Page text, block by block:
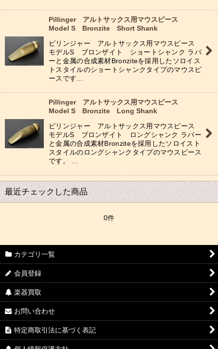
Pillinger アルトサックス用マウスピース
Model S Bronzite Short Shank
ピリンジャー アルトサックス用マウスピース
モデルS ブロンザイト ショートシャンク ラバ
ーと金属の合成素材Bronziteを採用したソロイス
トスタイルのショートシャンクタイプのマウスピ
ースです…
Pillinger アルトサックス用マウスピース
Model S Bronzite Long Shank
ピリンジャー アルトサックス用マウスピース
モデルS ブロンザイト ロングシャンク ラバー
と金属の合成素材Bronziteを採用したソロイスト
スタイルのロングシャンクタイプのマウスピース
です。 …
最近チェックした商品
0件
カテゴリ一覧
会員登録
楽器買取
お問い合わせ
特定商取引法に基づく表記